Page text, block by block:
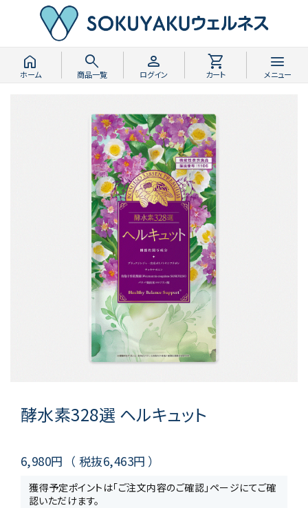
home
ホーム
search
商品一覧
person
ログイン
shopping_cart
カート
menu
メニュー
酵水素328選 ヘルキュット
6,980円 （ 税抜6,463円 ）
獲得予定ポイントは「ご注文内容のご確認」ページにてご確
認いただけます。